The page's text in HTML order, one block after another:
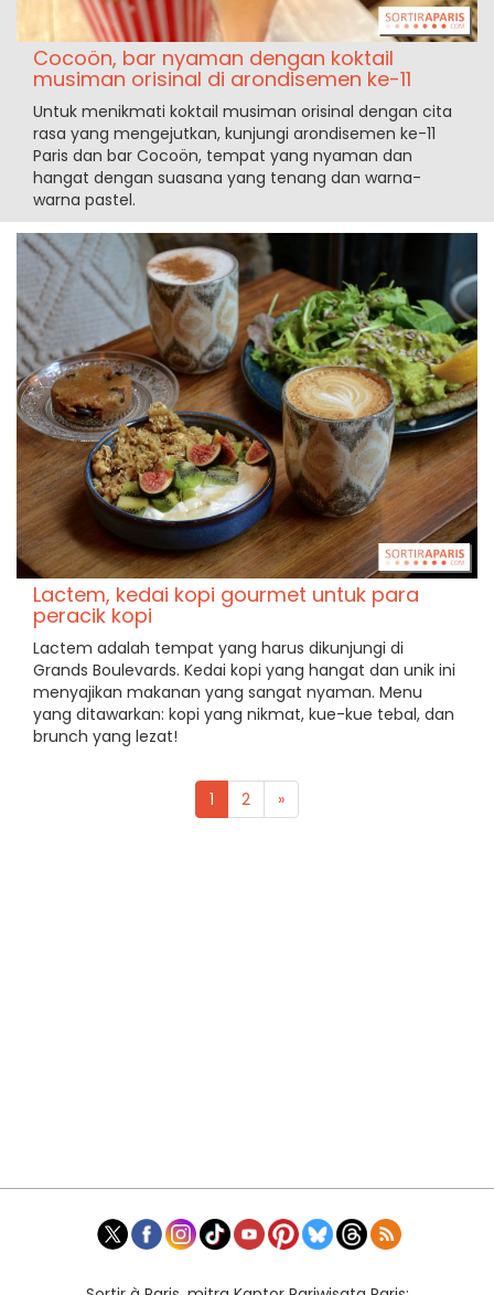
Cocoön, bar nyaman dengan koktail
musiman orisinal di arondisemen ke-11
Untuk menikmati koktail musiman orisinal dengan cita
rasa yang mengejutkan, kunjungi arondisemen ke-11
Paris dan bar Cocoön, tempat yang nyaman dan
hangat dengan suasana yang tenang dan warna-
warna pastel.
Lactem, kedai kopi gourmet untuk para
peracik kopi
Lactem adalah tempat yang harus dikunjungi di
Grands Boulevards. Kedai kopi yang hangat dan unik ini
menyajikan makanan yang sangat nyaman. Menu
yang ditawarkan: kopi yang nikmat, kue-kue tebal, dan
brunch yang lezat!
1 2 »